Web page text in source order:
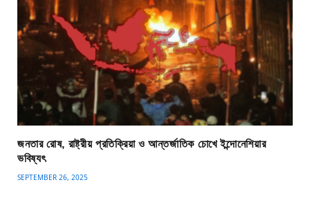
জনতার রোষ, রাষ্ট্রীয় প্রতিক্রিয়া ও আন্তর্জাতিক চোখে ইন্দোনেশিয়ার
ভবিষ্যৎ
SEPTEMBER 26, 2025